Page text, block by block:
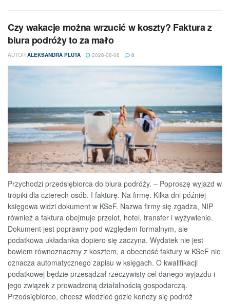
Czy wakacje można wrzucić w koszty? Faktura z
biura podróży to za mało
AUTOR ALEKSANDRA PLUTA 2026-08-06 0
Przychodzi przedsiębiorca do biura podróży. – Poproszę wyjazd w
tropiki dla czterech osób. I fakturę. Na firmę. Kilka dni później
księgowa widzi dokument w KSeF. Nazwa firmy się zgadza, NIP
również a faktura obejmuje przelot, hotel, transfer i wyżywienie.
Dokument jest poprawny pod względem formalnym, ale
podatkowa układanka dopiero się zaczyna. Wydatek nie jest
bowiem równoznaczny z kosztem, a obecność faktury w KSeF nie
oznacza automatycznego zapisu w księgach. O kwalifikacji
podatkowej będzie przesądzał rzeczywisty cel danego wyjazdu i
jego związek z prowadzoną działalnością gospodarczą.
Przedsiębiorco, chcesz wiedzieć gdzie kończy się podróż